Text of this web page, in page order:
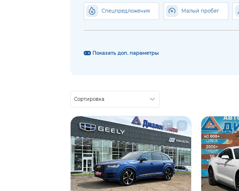
Спецпредложения Малый пробег
Показать доп. параметры
Сортировка